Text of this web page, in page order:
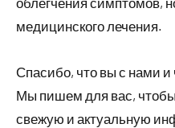
медицинского лечения.
Спасибо, что вы с нами
Мы пишем для вас,
свежую и актуальную